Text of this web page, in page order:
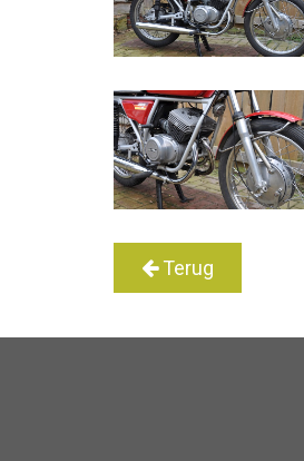
Terug